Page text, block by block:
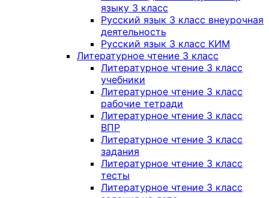
языку 3 класс
Русский язык 3 класс внеурочная
деятельность
Русский язык 3 класс КИМ
Литературное чтение 3 класс
Литературное чтение 3 класс
учебники
Литературное чтение 3 класс
рабочие тетради
Литературное чтение 3 класс
ВПР
Литературное чтение 3 класс
задания
Литературное чтение 3 класс
тесты
Литературное чтение 3 класс